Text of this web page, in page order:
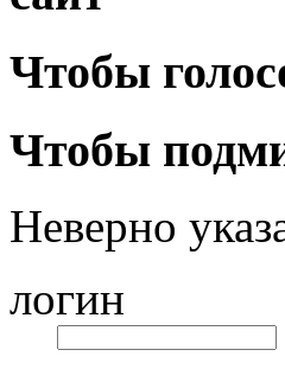
Чтобы
Чтобы
Неверно
логин